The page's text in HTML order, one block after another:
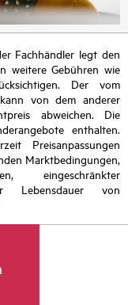
Fachhändler legt den
weitere Gebühren wie
Der vom
von dem anderer
abweichen. Die
enthalten.
Preisanpassungen
Marktbedingungen,
eingeschränkter
Lebensdauer von